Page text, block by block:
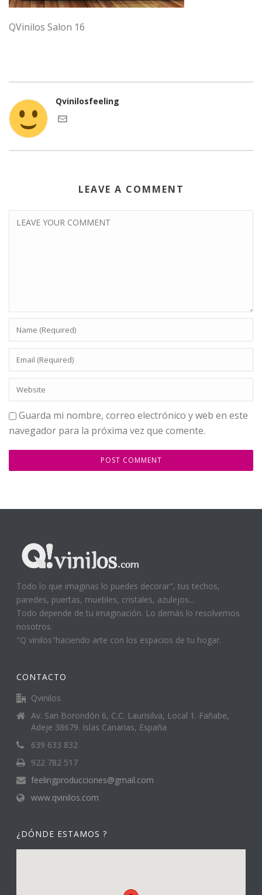
QVinilos Salon 16
Qvinilosfeeling
LEAVE A COMMENT
Guarda mi nombre, correo electrónico y web en este
navegador para la próxima vez que comente.
Todo lo que imaginas lo puedes decorar", tus techos,
paredes, puertas, muebles, cristales, azulejos...
Todo depende de tu imaginación. Lo demás lo resolvemos
nosotros.
"Q vinilos"haciendo arte con los espacios de tu hogar.
CONTACTO
Qvinilos
Av. San Borondón 6, C.C. Laurisilva, Local 1. Fañabe,
Adeje 38679. Islas Canarias, España
639 633 832
922 782 517
feelingproducciones@gmail.com
www.qvinilos.com
¿DÓNDE ESTAMOS ?